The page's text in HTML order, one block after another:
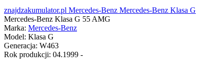
znajdzakumulator.pl Mercedes-Benz Mercedes-Benz Klasa G
Mercedes-Benz Klasa G 55 AMG
Marka: Mercedes-Benz
Model: Klasa G
Generacja: W463
Rok produkcji: 04.1999 -